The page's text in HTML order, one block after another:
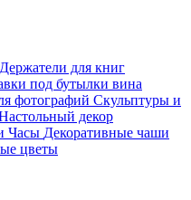
Держатели для книг
под бутылки вина
фотографий Скульптуры и
декор
Часы Декоративные чаши
цветы